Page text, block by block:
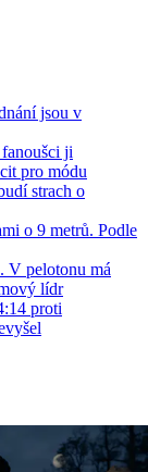
jsou v
ji
pro módu
strach o
o 9 metrů. Podle
V pelotonu má
lídr
proti